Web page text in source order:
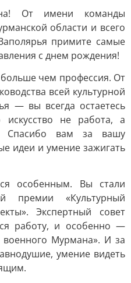
От имени команды
области и всего
примите самые
с днем рождения!
чем профессия. От
всей культурной
— вы всегда остаетесь
искусство не работа, а
Спасибо вам за вашу
идеи и умение зажигать
особенным. Вы стали
премии «Культурный
Экспертный совет
работу, и особенно —
военного Мурмана». И за
умение видеть